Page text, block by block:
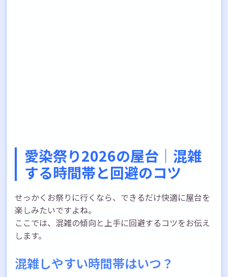
愛染祭り2026の屋台｜混雑
する時間帯と回避のコツ
せっかくお祭りに行くなら、できるだけ快適に屋台を
楽しみたいですよね。
ここでは、混雑の傾向と上手に回避するコツをお伝え
します。
混雑しやすい時間帯はいつ？